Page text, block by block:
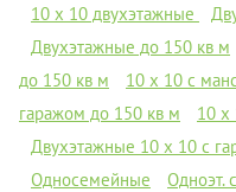
10 х 10 двухэтажные
Двухэтажные до 150 кв м
до 150 кв м
10 х 10 с
гаражом до 150 кв м
10 х
Двухэтажные 10 х 10 с
Односемейные
Одноэт.